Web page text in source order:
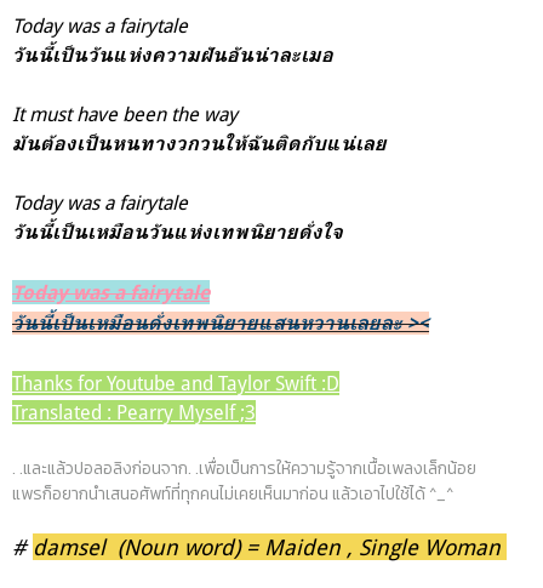
Today was a fairytale
วันนี้เป็นวันแห่งความฝันอันน่าละเมอ
It must have been the way
มันต้องเป็นหนทางวกวนให้ฉันติดกับแน่เลย
Today was a fairytale
วันนี้เป็นเหมือนวันแห่งเทพนิยายดั่งใจ
Today was a fairytale
วันนี้เป็นเหมือนดั่งเทพนิยายแสนหวานเลยละ ><
Thanks for Youtube and Taylor Swift :D
Translated : Pearry Myself ;3
. .และแล้วปอลอลิงก่อนจาก. .เพื่อเป็นการให้ความรู้จากเนื้อเพลงเล็กน้อย
แพรก็อยากนำเสนอศัพท์ที่ทุกคนไม่เคยเห็นมาก่อน แล้วเอาไปใช้ได้ ^_^
# damsel (Noun word) = Maiden , Single Woman